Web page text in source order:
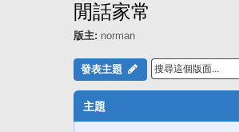
閒話家常
版主: norman
發表主題
主題